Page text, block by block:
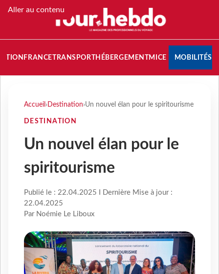
Aller au contenu
FRANCETRANSPORT HÉBERGEMENTMICE MOBILITÉS
Accueil › Destination›Un nouvel élan pour le spiritourisme
DESTINATION
Un nouvel élan pour le
spiritourisme
Publié le : 22.04.2025 I Dernière Mise à jour :
22.04.2025
Par Noémie Le Liboux